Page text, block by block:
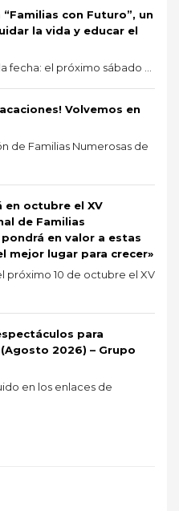
“Familias con Futuro”, un
la vida y educar el
fecha: el próximo sábado ...
Volvemos en
de Familias Numerosas de
en octubre el XV
de Familias
en valor a estas
mejor lugar para crecer»
próximo 10 de octubre el XV
para
2026) – Grupo
en los enlaces de